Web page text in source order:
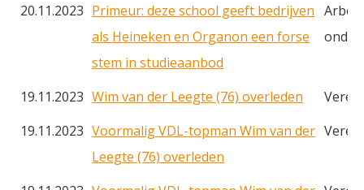
20.11.2023 Primeur: deze school geeft bedrijven
als Heineken en Organon een forse
stem in studieaanbod
19.11.2023 Wim van der Leegte (76) overleden
19.11.2023 Voormalig VDL-topman Wim van der
Leegte (76) overleden